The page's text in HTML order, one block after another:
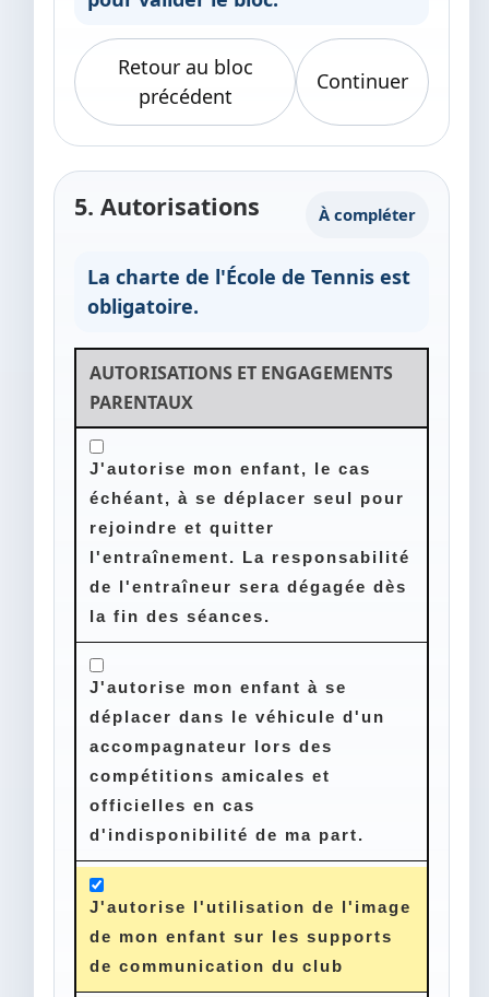
Retour au bloc
précédent
Continuer
5. Autorisations À compléter
La charte de l'École de Tennis est
obligatoire.
AUTORISATIONS ET ENGAGEMENTS
PARENTAUX
J'autorise mon enfant, le cas
échéant, à se déplacer seul pour
rejoindre et quitter
l'entraînement. La responsabilité
de l'entraîneur sera dégagée dès
la fin des séances.
J'autorise mon enfant à se
déplacer dans le véhicule d'un
accompagnateur lors des
compétitions amicales et
officielles en cas
d'indisponibilité de ma part.
J'autorise l'utilisation de l'image
de mon enfant sur les supports
de communication du club